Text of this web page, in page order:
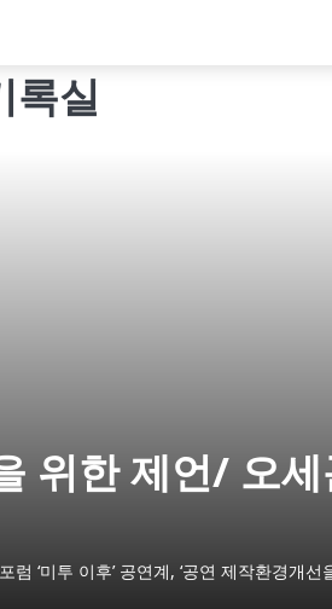
록실
위한 제언/ 오
‘미투 이후’ 공연계, ‘공연 제작환경개